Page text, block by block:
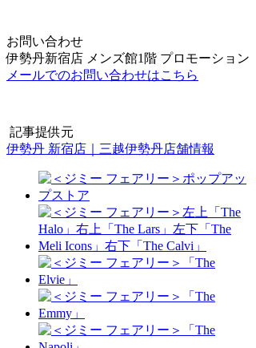
お問い合わせ
伊勢丹新宿店 メンズ館1階 プロモーション
メールでのお問い合わせはこちら
記事提供元
伊勢丹 新宿店｜三越伊勢丹店舗情報